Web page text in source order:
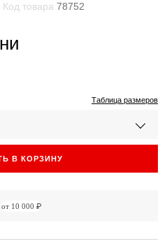
Код товара 78752
Таблица размеров
В КОРЗИНУ
от 10 000 ₽